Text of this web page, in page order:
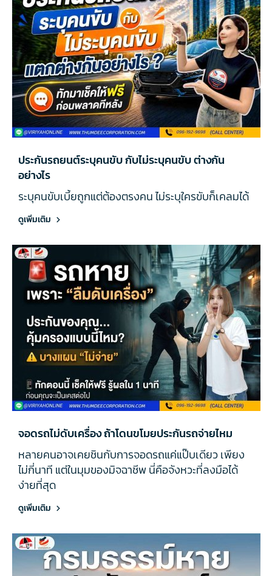
ประกันรถยนต์ระบุคนขับ กับไม่ระบุคนขับ ต่างกัน
อย่างไร
ระบุคนขับเบี้ยถูกแต่ต้องตรงคน ไม่ระบุใครขับก็เคลมได้
ดูเพิ่มเติม
จอดรถไม่ดับเครื่อง ถ้าโดนขโมยประกันรถจ่ายไหม
หลายคนอาจเคยชินกับการจอดรถแค่แป๊บเดียว เพียง
ไม่กี่นาที แต่ในมุมของมิจฉาชีพ นี่คือจังหวะที่ลงมือได้
ง่ายที่สุด
ดูเพิ่มเติม